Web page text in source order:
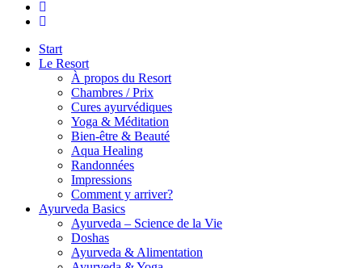
Start
Le Resort
À propos du Resort
Chambres / Prix
Cures ayurvédiques
Yoga & Méditation
Bien-être & Beauté
Aqua Healing
Randonnées
Impressions
Comment y arriver?
Ayurveda Basics
Ayurveda – Science de la Vie
Doshas
Ayurveda & Alimentation